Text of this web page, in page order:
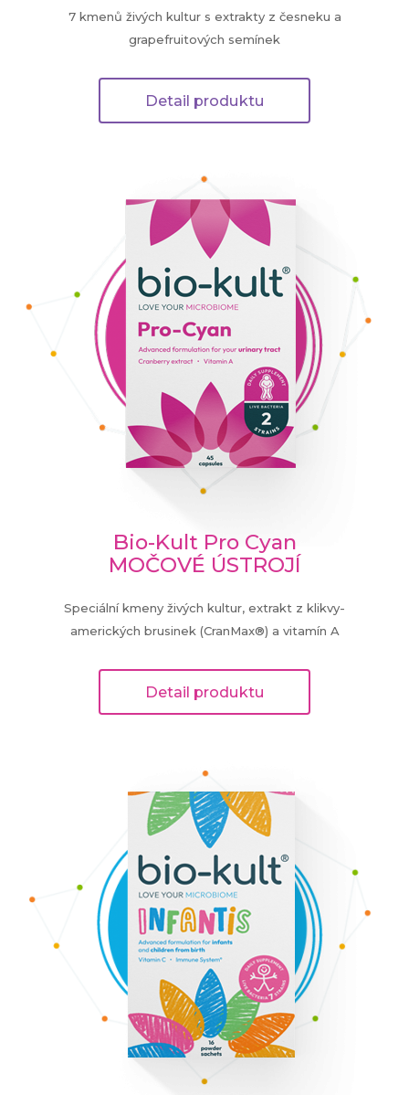
7 kmenů živých kultur s extrakty z česneku a
grapefruitových semínek
Detail produktu
Bio-Kult Pro Cyan
MOČOVÉ ÚSTROJÍ
Speciální kmeny živých kultur, extrakt z klikvy-
amerických brusinek (CranMax®) a vitamín A
Detail produktu